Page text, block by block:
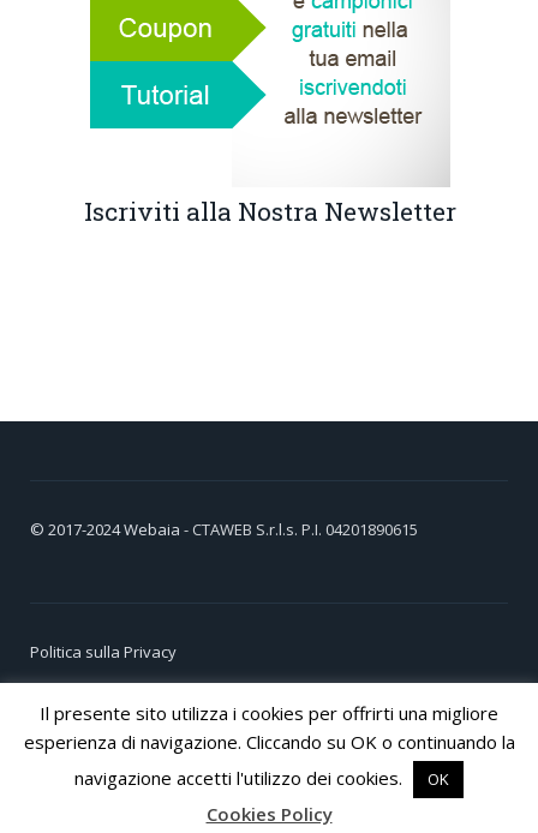
Iscriviti alla Nostra Newsletter
© 2017-2024Webaia - CTAWEB S.r.l.s. P.I. 04201890615
Politica sulla Privacy
Cookie Policy
Il presente sito utilizza i cookies per offrirti una migliore
esperienza di navigazione. Cliccando su OK o continuando la
navigazione accetti l'utilizzo dei cookies.
OK
Cookies Policy